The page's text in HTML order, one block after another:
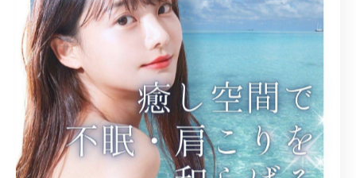
2026/06/02
「休みの日なのに何もやる気になれず終わってしまった…」
2026/06/01
お客様から感想をいただきました